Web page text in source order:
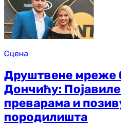
Сцена
Друштвене мреже
Дончићу:
преварама и
породилишта